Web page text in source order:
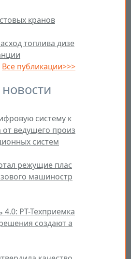
кранов
топлива дизе
Все публикации>>>
систему к
от ведущего произ
систем
режущие плас
машиностр
РТ-Техприемка
создают а